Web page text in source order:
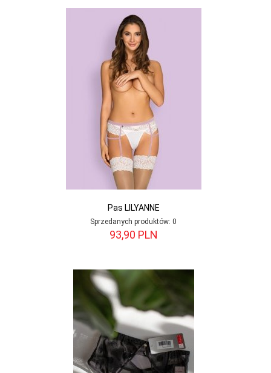
Pas LILYANNE
Sprzedanych produktów: 0
93,90 PLN